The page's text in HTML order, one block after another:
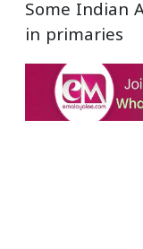
Some Indian
in primaries